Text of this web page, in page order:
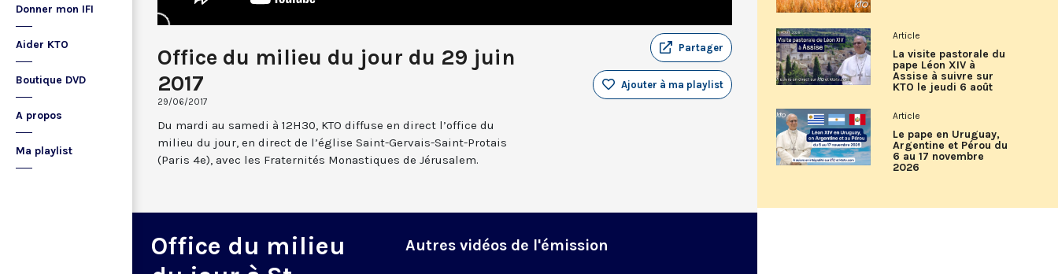
Donner mon IFI
Aider KTO
Boutique DVD
A propos
Ma playlist
Office du milieu du jour du 29 juin
2017
29/06/2017
Partager
Ajouter à ma playlist
Du mardi au samedi à 12H30, KTO diffuse en direct l’office du
milieu du jour, en direct de l’église Saint-Gervais-Saint-Protais
(Paris 4e), avec les Fraternités Monastiques de Jérusalem.
Office du milieu
Autres vidéos de l'émission
Article
La visite pastorale du
pape Léon XIV à
Assise à suivre sur
KTO le jeudi 6 août
Article
Le pape en Uruguay,
Argentine et Pérou du
6 au 17 novembre
2026